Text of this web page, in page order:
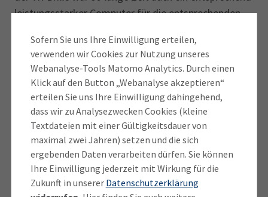
Sofern Sie uns Ihre Einwilligung erteilen,
verwenden wir Cookies zur Nutzung unseres
Webanalyse-Tools Matomo Analytics. Durch einen
Klick auf den Button „Webanalyse akzeptieren“
erteilen Sie uns Ihre Einwilligung dahingehend,
dass wir zu Analysezwecken Cookies (kleine
Textdateien mit einer Gültigkeitsdauer von
maximal zwei Jahren) setzen und die sich
ergebenden Daten verarbeiten dürfen. Sie können
Ihre Einwilligung jederzeit mit Wirkung für die
Zukunft in unserer Datenschutzerklärung
leistungsstarker Computer für die entsprechenden
Kabelverbindung, welche schlussendlich die Daten an
die Brille lieferte.
Mittlerweile ist die Entwicklung der VR-Brillen soweit
vorangeschritten, dass Dank integrierter Hardware
für eine Vielzahl von Produkten kein separater PC
mehr notwendig ist. Dies spart zusätzliche Kosten
und ermöglicht ein erhöhtes Maß an
Bewegungsfreiheit aufgrund der wegfallenden
Kabelverbindung. Die Ausnahme stellen